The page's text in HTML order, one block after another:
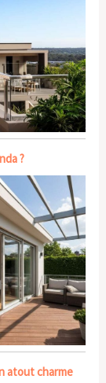
?
atout charme